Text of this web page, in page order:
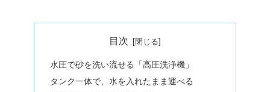
目次
水圧で砂を洗い流せる「高圧洗浄機」
タンク一体で、水を入れたまま運べる